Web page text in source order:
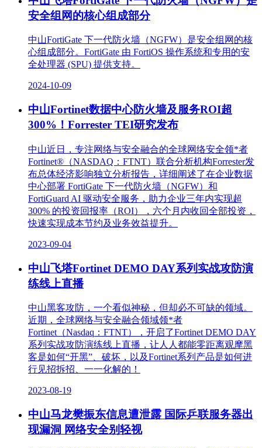
安全组网的核心组成部分
中山FortiGate 下一代防火墙（NGFW）是安全组网的核
心组成部分。FortiGate 由 FortiOS 操作系统和专用的安
全处理器 (SPU) 提供支持。
2024-10-09
中山Fortinet数据中心防火墙及服务ROI超
300%！Forrester TEI研究发布
中山近日，专注网络与安全融合的全球网络安全领*者
Fortinet®（NASDAQ：FTNT）联合分析机构Forrester发
布总体经济影响独立分析报告，详细阐述了在企业数据
中心部署 FortiGate 下一代防火墙（NGFW）和
FortiGuard AI 驱动安全服务，助力企业三年内实现超
300% 的投资回报率（ROI），六个月内收回全部投资，
快速实现成本节约及业务效益提升。
2023-09-04
中山飞塔Fortinet DEMO DAY系列实战攻防演
练线上直播
中山黑客攻防，一个看似神秘，但却必不可缺的领域。
近期，全球网络与安全融合领域领*者
Fortinet（Nasdaq：FTNT），开启了Fortinet DEMO DAY
系列实战攻防演练线上直播，让人人都能零距离观摩黑
客是如何“开黑”、破坏，以及Fortinet系列产品是如何进
行见招拆招、一一化解的！
2023-08-19
中山马龙樊振东信息遭泄露 国际乒联服务器出
现漏洞 网络安全别轻视